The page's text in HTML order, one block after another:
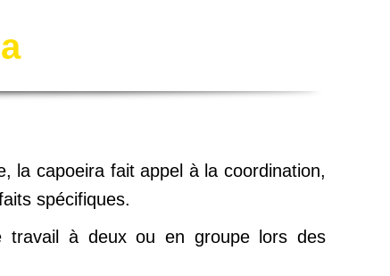
s'ouvre
la capoeira fait appel à la coordination,
spécifiques.
travail à deux ou en groupe lors des